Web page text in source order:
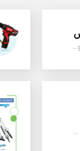
کفکش 12 ولت ، 220 ولت ، یک اینچ به بالا لجن کش کاتردار، لجن کش چدنی
شناور چاه استیل ، تک فاز و سه فاز، یک اینچ به بالا